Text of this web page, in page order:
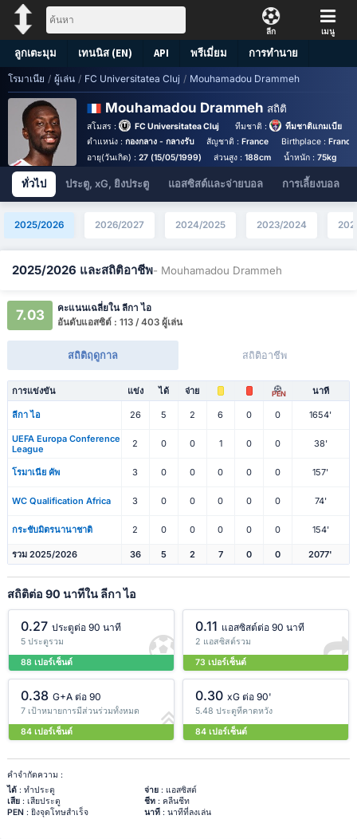
ลีก เมนู
ลูกเตะมุม เทนนิส (EN) API พรีเมี่ยม การทำนาย
โรมาเนีย / ผู้เล่น / FC Universitatea Cluj / Mouhamadou Drammeh
Mouhamadou Drammeh สถิติ
สโมสร : FC Universitatea Cluj ทีมชาติ :
ทีมชาติแกมเบีย
ตำแหน่ง : กองกลาง - กลางรับ สัญชาติ :France Birthplace :
อายุ(วันเกิด) : 27 (15/05/1999) ส่วนสูง :188cm น้ำหนัก : 75kg
ทั่วไป ประตู, xG, ยิงประตู แอสซิสต์และจ่ายบอล การเลี้ยงบอล
2025/2026 2026/2027 2024/2025 2023/2024
2025/2026 และสถิติอาชีพ- Mouhamadou Drammeh
7.03
คะแนนเฉลี่ยใน ลีกา ไอ
อันดับแอสซิต์ : 113 / 403 ผู้เล่น
สถิติฤดูกาล สถิติอาชีพ
การแข่งขัน แข่ง ได้ จ่าย PEN นาที
ลีกา ไอ 26 5 2 6 0 0 1654'
UEFA Europa Conference
League
2 0 0 1 0 0 38'
โรมาเนีย คัพ 3 0 0 0 0 0 157'
WC Qualification Africa 3 0 0 0 0 0 74'
กระชับมิตรนานาชาติ 2 0 0 0 0 0 154'
รวม 2025/2026 36 5 2 7 0 0 2077'
สถิติต่อ 90 นาทีใน ลีกา ไอ
0.27 ประตูต่อ 90 นาที
5 ประตูรวม
88 เปอร์เซ็นต์
0.11 แอสซิสต์ต่อ 90 นาที
2 แอสซิสต์รวม
73 เปอร์เซ็นต์
0.38 G+A ต่อ 90
7 เป้าหมายการมีส่วนร่วมทั้งหมด
84 เปอร์เซ็นต์
0.30 xG ต่อ 90'
5.48 ประตูที่คาดหวัง
84 เปอร์เซ็นต์
คำจำกัดความ :
ได้: ทำประตู จ่าย: แอสซิสต์
เสีย: เสียประตู ชีท: คลีนชีท
PEN: ยิงจุดโทษสำเร็จ นาที: นาทีที่ลงเล่น